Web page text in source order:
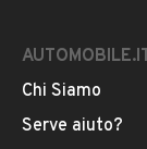
Chi Siamo
Serve aiuto?